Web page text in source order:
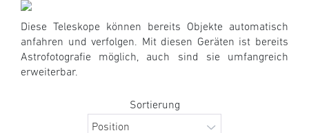
Diese Teleskope können bereits Objekte automatisch
anfahren und verfolgen. Mit diesen Geräten ist bereits
Astrofotografie möglich, auch sind sie umfangreich
erweiterbar.
Sortierung